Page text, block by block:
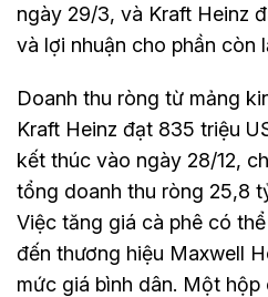
ngày 29/3, và Kraft Heinz
và lợi nhuận cho phần còn
Doanh thu ròng từ mảng
Kraft Heinz đạt 835 triệu
kết thúc vào ngày 28/12,
tổng doanh thu ròng 25,8
Việc tăng giá cà phê có
đến thương hiệu Maxwell
mức giá bình dân. Một hộp